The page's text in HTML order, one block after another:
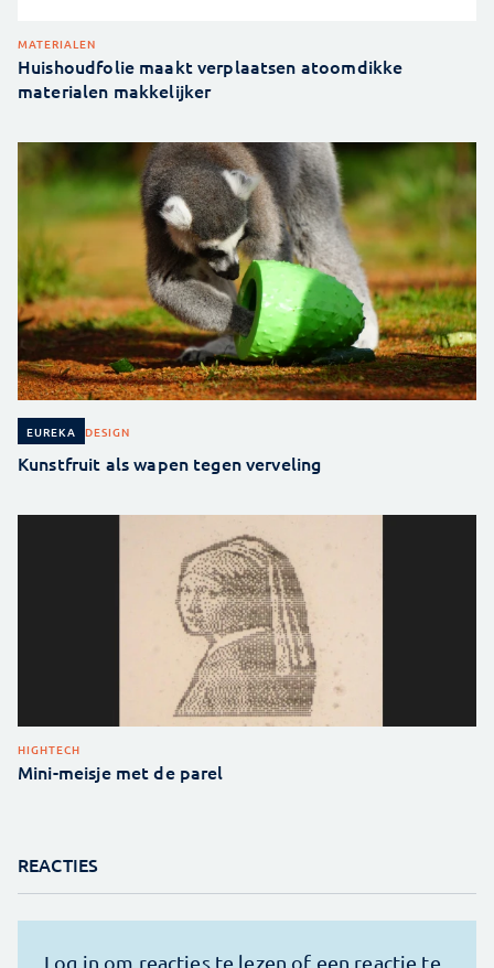
MATERIALEN
Huishoudfolie maakt verplaatsen atoomdikke
materialen makkelijker
EUREKA DESIGN
Kunstfruit als wapen tegen verveling
HIGHTECH
Mini-meisje met de parel
REACTIES